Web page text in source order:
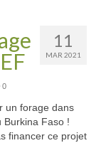
11
MAR 2021
0
un forage dans
Burkina Faso !
financer ce projet